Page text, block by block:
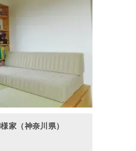
家（神奈川県）